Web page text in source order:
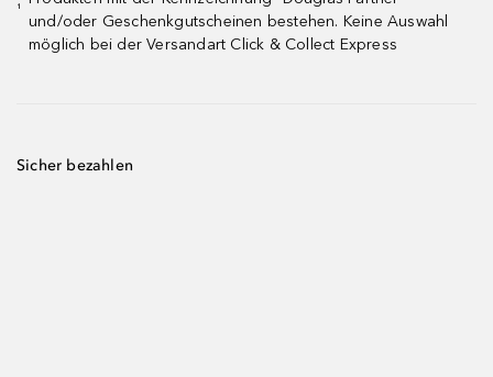
¹
und/oder Geschenkgutscheinen bestehen. Keine Auswahl
möglich bei der Versandart Click & Collect Express
Sicher bezahlen